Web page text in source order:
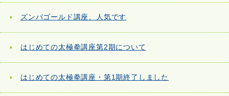
ズンバゴールド講座、人気です
はじめての太極拳講座第2期について
はじめての太極拳講座・第1期終了しました